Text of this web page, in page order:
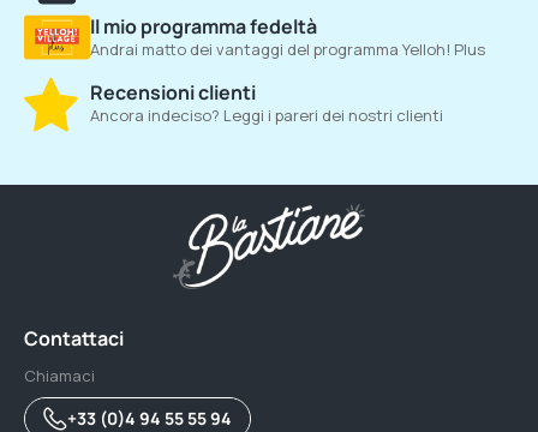
Il mio programma fedeltà
Andrai matto dei vantaggi del programma Yelloh! Plus
Recensioni clienti
Ancora indeciso? Leggi i pareri dei nostri clienti
Contattaci
Chiamaci
+33 (0)4 94 55 55 94